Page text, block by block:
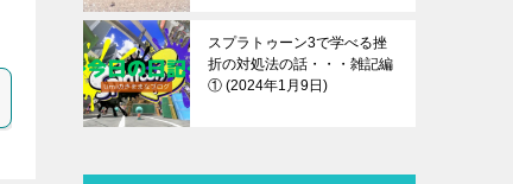
スプラトゥーン3で学べる挫
折の対処法の話・・・雑記編
① 2024年1月9日